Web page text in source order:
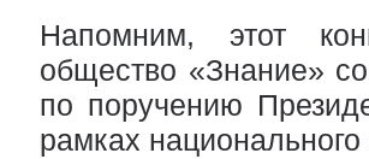
Напомним, этот
общество «Знание»
по поручению
рамках